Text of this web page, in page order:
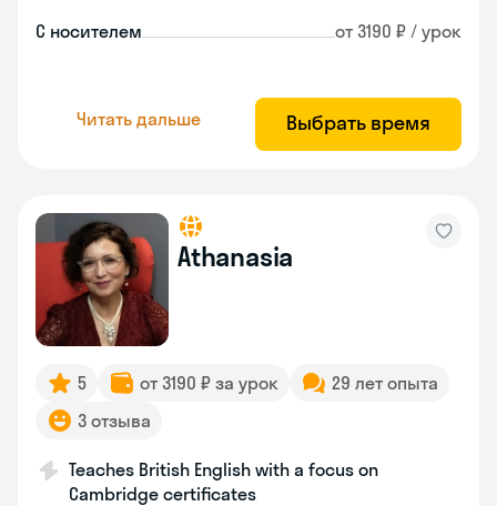
С носителем от 3190 ₽ / урок
Читать дальше Выбрать время
Athanasia
5 от 3190 ₽ за урок
29 лет опыта
3 отзыва
Teaches British English with a focus on
Cambridge certificates